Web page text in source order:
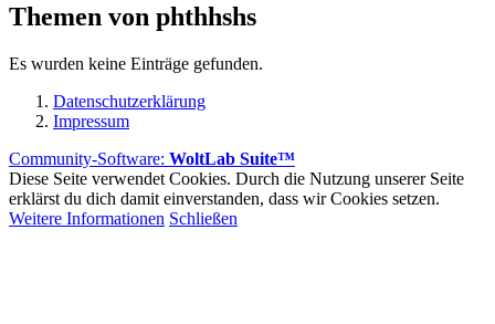
Themen von phthhshs
Es wurden keine Einträge gefunden.
Datenschutzerklärung
Impressum
Community-Software: WoltLab Suite™
Diese Seite verwendet Cookies. Durch die Nutzung unserer Seite
erklärst du dich damit einverstanden, dass wir Cookies setzen.
Weitere Informationen Schließen